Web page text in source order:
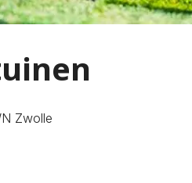
Zwolle